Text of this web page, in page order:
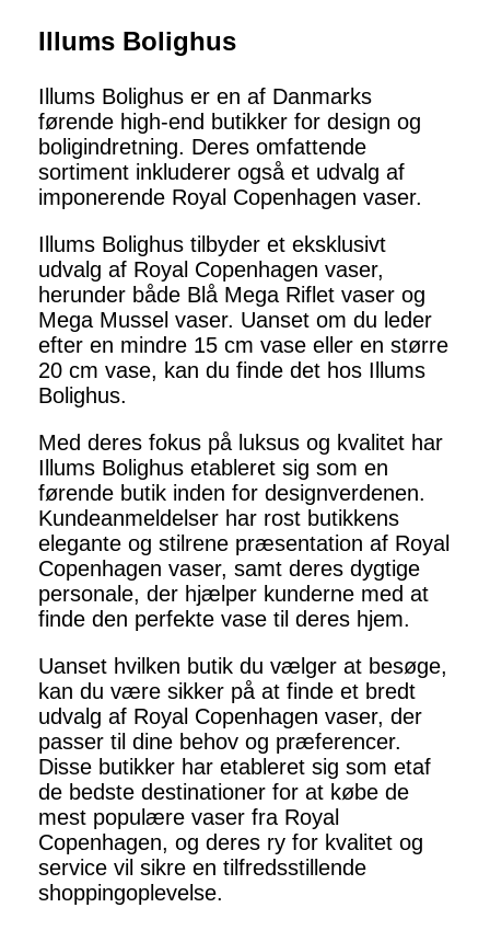
Illums Bolighus
Illums Bolighus er en af Danmarks
førende high-end butikker for design og
boligindretning. Deres omfattende
sortiment inkluderer også et udvalg af
imponerende Royal Copenhagen vaser.
Illums Bolighus tilbyder et eksklusivt
udvalg af Royal Copenhagen vaser,
herunder både Blå Mega Riflet vaser og
Mega Mussel vaser. Uanset om du leder
efter en mindre 15 cm vase eller en større
20 cm vase, kan du finde det hos Illums
Bolighus.
Med deres fokus på luksus og kvalitet har
Illums Bolighus etableret sig som en
førende butik inden for designverdenen.
Kundeanmeldelser har rost butikkens
elegante og stilrene præsentation af Royal
Copenhagen vaser, samt deres dygtige
personale, der hjælper kunderne med at
finde den perfekte vase til deres hjem.
Uanset hvilken butik du vælger at besøge,
kan du være sikker på at finde et bredt
udvalg af Royal Copenhagen vaser, der
passer til dine behov og præferencer.
Disse butikker har etableret sig som etaf
de bedste destinationer for at købe de
mest populære vaser fra Royal
Copenhagen, og deres ry for kvalitet og
service vil sikre en tilfredsstillende
shoppingoplevelse.